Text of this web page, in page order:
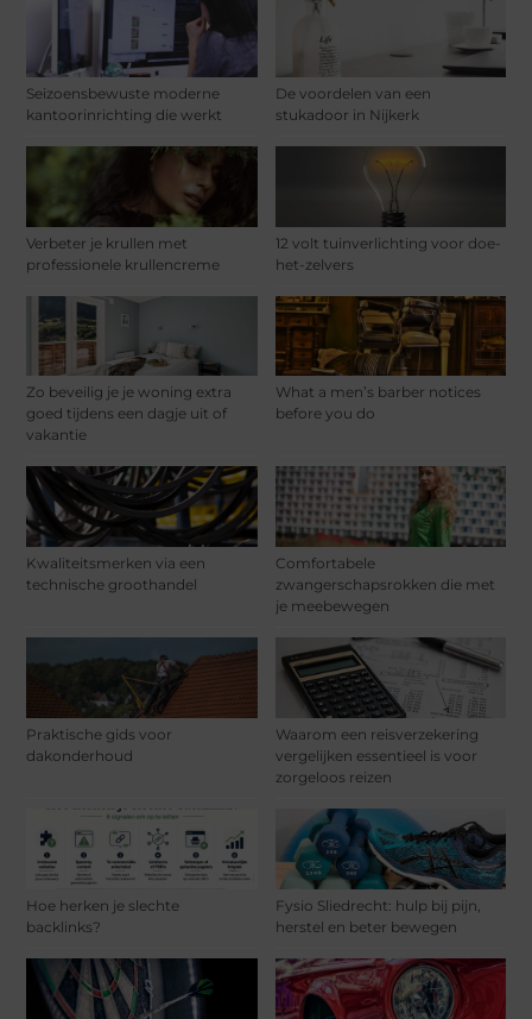
Seizoensbewuste moderne
kantoorinrichting die werkt
De voordelen van een
stukadoor in Nijkerk
Verbeter je krullen met
professionele krullencreme
12 volt tuinverlichting voor doe-
het-zelvers
Zo beveilig je je woning extra
goed tijdens een dagje uit of
vakantie
What a men’s barber notices
before you do
Kwaliteitsmerken via een
technische groothandel
Comfortabele
zwangerschapsrokken die met
je meebewegen
Praktische gids voor
dakonderhoud
Waarom een reisverzekering
vergelijken essentieel is voor
zorgeloos reizen
Hoe herken je slechte
backlinks?
Fysio Sliedrecht: hulp bij pijn,
herstel en beter bewegen